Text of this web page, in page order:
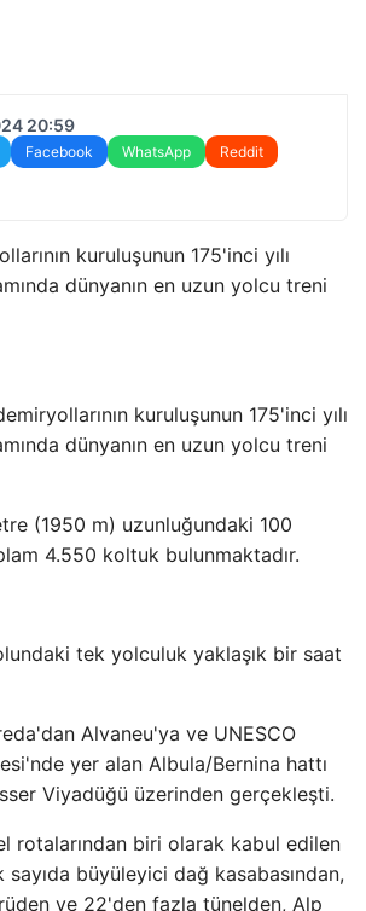
20:59
Facebook WhatsApp
Reddit
kuruluşunun 175'inci yılı
dünyanın en uzun yolcu treni
kuruluşunun 175'inci yılı
dünyanın en uzun yolcu treni
(1950 m) uzunluğundaki 100
4.550 koltuk bulunmaktadır.
tek yolculuk yaklaşık bir saat
Alvaneu'ya ve UNESCO
yer alan Albula/Bernina hattı
Viyadüğü üzerinden gerçekleşti.
rotalarından biri olarak kabul edilen
büyüleyici dağ kasabasından,
ve 22'den fazla tünelden, Alp